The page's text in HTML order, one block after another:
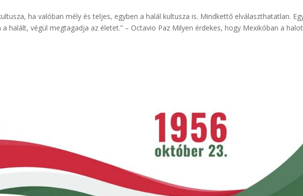
ha valóban mély és teljes, egyben a halál kultusza is. Mindkettő elválaszthatatlan.
halált, végül megtagadja az életet.” – Octavio Paz Milyen érdekes, hogy Mexikóban a